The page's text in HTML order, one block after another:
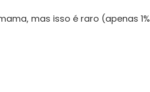
mas isso é raro (apenas 1%